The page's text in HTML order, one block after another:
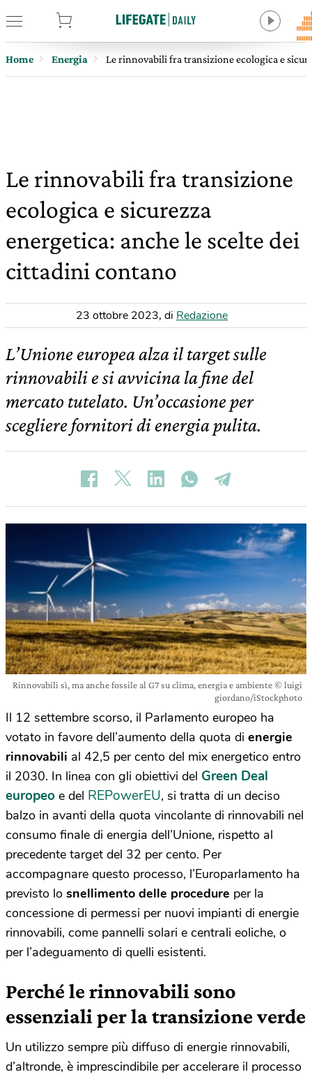
Home Energia Le rinnovabili fra transizione ecologica e
Le rinnovabili fra transizione
ecologica e sicurezza
energetica: anche le scelte dei
cittadini contano
23 ottobre 2023, di Redazione
L’Unione europea alza il target sulle
rinnovabili e si avvicina la fine del
mercato tutelato. Un’occasione per
scegliere fornitori di energia pulita.
Rinnovabili sì, ma anche fossile al G7 su clima, energia e ambiente © luigi
giordano/iStockphoto
Il 12 settembre scorso, il Parlamento europeo ha
votato in favore dell’aumento della quota di energie
rinnovabili al 42,5 per cento del mix energetico entro
il 2030. In linea con gli obiettivi del Green Deal
europeo e del REPowerEU, si tratta di un deciso
balzo in avanti della quota vincolante di rinnovabili nel
consumo finale di energia dell’Unione, rispetto al
precedente target del 32 per cento. Per
accompagnare questo processo, l’Europarlamento ha
previsto lo snellimento delle procedure per la
concessione di permessi per nuovi impianti di energie
rinnovabili, come pannelli solari e centrali eoliche, o
per l’adeguamento di quelli esistenti.
Perché le rinnovabili sono
essenziali per la transizione verde
Un utilizzo sempre più diffuso di energie rinnovabili,
d’altronde, è imprescindibile per accelerare il processo